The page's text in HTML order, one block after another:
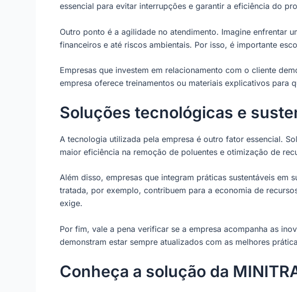
essencial para evitar interrupções e garantir a eficiência do
Outro ponto é a agilidade no atendimento. Imagine enfrentar
financeiros e até riscos ambientais. Por isso, é importante
Empresas que investem em relacionamento com o cliente
empresa oferece treinamentos ou materiais explicativos para
Soluções tecnológicas e
A tecnologia utilizada pela empresa é outro fator essencial.
maior eficiência na remoção de poluentes e otimização de
Além disso, empresas que integram práticas sustentáveis
tratada, por exemplo, contribuem para a economia de
exige.
Por fim, vale a pena verificar se a empresa acompanha as
demonstram estar sempre atualizados com as melhores
Conheça a solução da